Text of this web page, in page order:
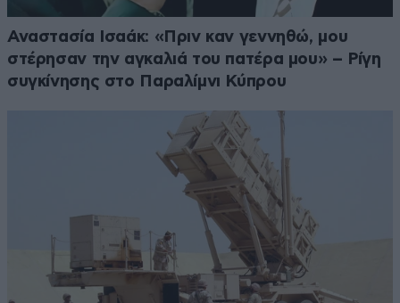
Αναστασία Ισαάκ: «Πριν καν γεννηθώ, μου
στέρησαν την αγκαλιά του πατέρα μου» – Ρίγη
συγκίνησης στο Παραλίμνι Κύπρου